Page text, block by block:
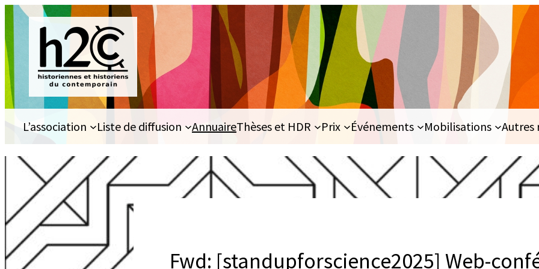
Aller
au
contenu
L’association Liste de diffusion AnnuaireThèses et HDR Prix Événements Mobilisations Autres
Fwd: [standupforscience2025] Web-